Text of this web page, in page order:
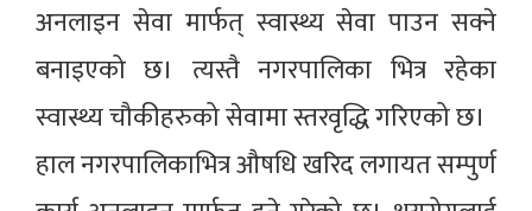
अनलाइन सेवा मार्फत् स्वास्थ्य सेवा पाउन सक्ने
बनाइएको छ। त्यस्तै नगरपालिका भित्र रहेका
स्वास्थ्य चौकीहरुको सेवामा स्तरवृद्धि गरिएको छ।
हाल नगरपालिकाभित्र औषधि खरिद लगायत सम्पुर्ण